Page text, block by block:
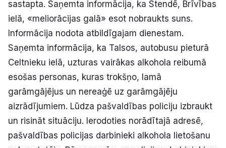
sastapta. Saņemta informācija, ka Stendē, Brīvības
ielā, «meliorācijas galā» esot nobraukts suns.
Informācija nodota atbildīgajam dienestam.
Saņemta informācija, ka Talsos, autobusu pieturā
Celtnieku ielā, uzturas vairākas alkohola reibumā
esošas personas, kuras trokšņo, lamā
garāmgājējus un nereaģē uz garāmgājēju
aizrādījumiem. Lūdza pašvaldības policiju izbraukt
un risināt situāciju. Ierodoties norādītajā adresē,
pašvaldības policijas darbinieki alkohola lietošanu